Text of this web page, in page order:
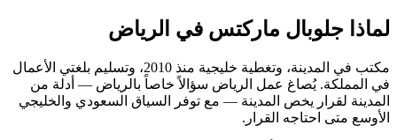
لماذا جلوبال ماركتس في الرياض
مكتب في المدينة، وتغطية خليجية منذ 2010، وتسليم بلغتي الأعمال
في المملكة. يُصاغ عمل الرياض سؤالاً خاصاً بالرياض — أدلة من
المدينة لقرار يخص المدينة — مع توفر السياق السعودي والخليجي
الأوسع متى احتاجه القرار.